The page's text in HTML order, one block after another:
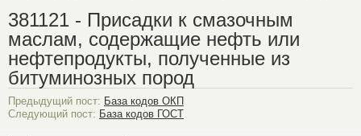
381121 - Присадки к смазочным
маслам, содержащие нефть или
нефтепродукты, полученные из
битуминозных пород
Предыдущий пост: База кодов ОКП
Следующий пост: База кодов ГОСТ